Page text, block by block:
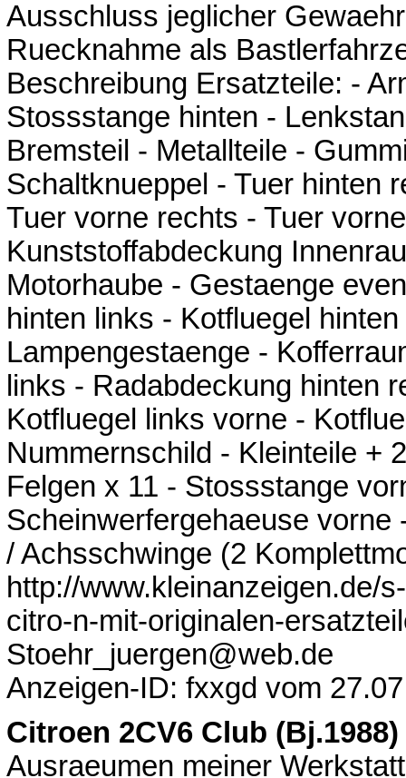
Ausschluss jeglicher
Ruecknahme als
Beschreibung Ersatzteile: -
Stossstange hinten -
Bremsteil - Metallteile -
Schaltknueppel - Tuer hinten
Tuer vorne rechts - Tuer
Kunststoffabdeckung
Motorhaube - Gestaenge
hinten links - Kotfluegel
Lampengestaenge -
links - Radabdeckung hinten
Kotfluegel links vorne -
Nummernschild - Kleinteile +
Felgen x 11 - Stossstange
Scheinwerfergehaeuse
/ Achsschwinge (2
http://www.kleinanzeigen.de/
citro-n-mit-originalen-
Stoehr_juergen@web.de
Anzeigen-ID: fxxgd vom
Citroen 2CV6 Club
Ausraeumen meiner